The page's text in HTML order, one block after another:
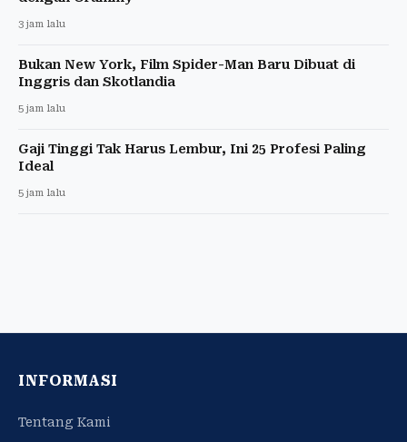
3 jam lalu
Bukan New York, Film Spider-Man Baru Dibuat di
Inggris dan Skotlandia
5 jam lalu
Gaji Tinggi Tak Harus Lembur, Ini 25 Profesi Paling
Ideal
5 jam lalu
INFORMASI
Tentang Kami